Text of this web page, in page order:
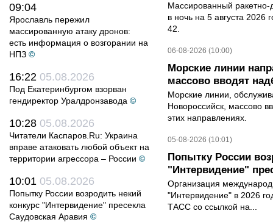
09:04
Ярославль пережил
массированную атаку дронов:
есть информация о возгорании на
НПЗ ©
16:22 05.08.2026
Под Екатеринбургом взорван
гендиректор Уралдронзавода ©
10:28 05.08.2026
Читатели Каспаров.Ru: Украина
вправе атаковать любой объект на
территории агрессора – России ©
10:01 05.08.2026
Попытку России возродить некий
конкурс "Интервидение" пресекла
Саудовская Аравия ©
Массированный ракетно-
в ночь на 5 августа 2026
42.
06-08-2026 (10:00)
Морские линии
массово вводят
Морские линии,
Новороссийск, массово
этих направлениях.
05-08-2026 (10:01)
Попытку России
"Интервидение"
Организация
"Интервидение" в 2026
ТАСС со ссылкой на...